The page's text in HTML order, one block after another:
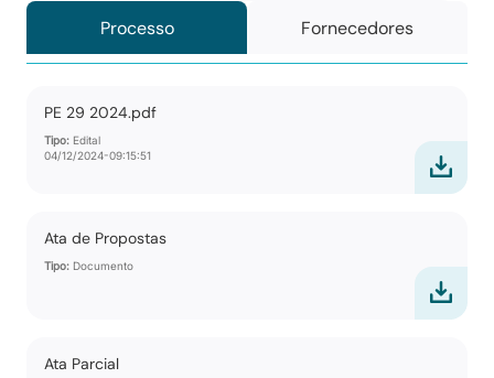
Processo Fornecedores
PE 29 2024.pdf
Tipo: Edital
04/12/2024-09:15:51
Ata de Propostas
Tipo: Documento
Ata Parcial